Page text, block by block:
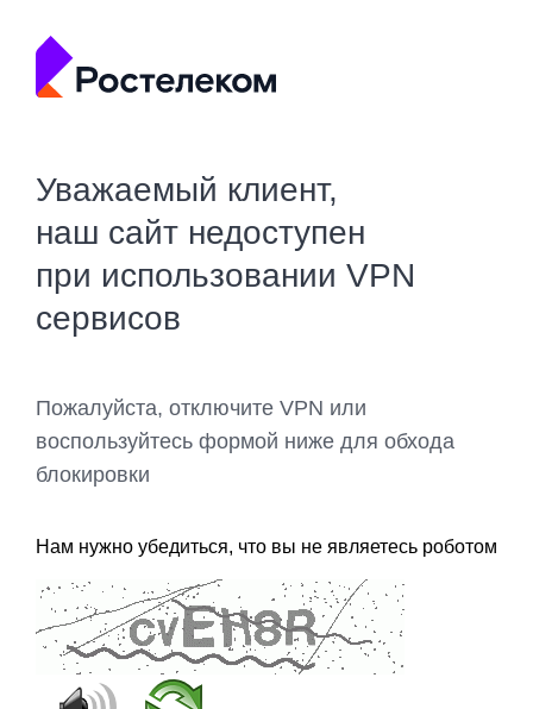
Уважаемый клиент,
наш сайт недоступен
при использовании VPN
сервисов
Пожалуйста, отключите VPN или
воспользуйтесь формой ниже для обхода
блокировки
Нам нужно убедиться, что вы не являетесь роботом